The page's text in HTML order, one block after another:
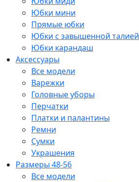
Юбки мини
Прямые юбки
Юбки с завышенной талией
Юбки карандаш
Аксессуары
Все модели
Варежки
Головные уборы
Перчатки
Платки и палантины
Ремни
Сумки
Украшения
Размеры 48-56
Все модели